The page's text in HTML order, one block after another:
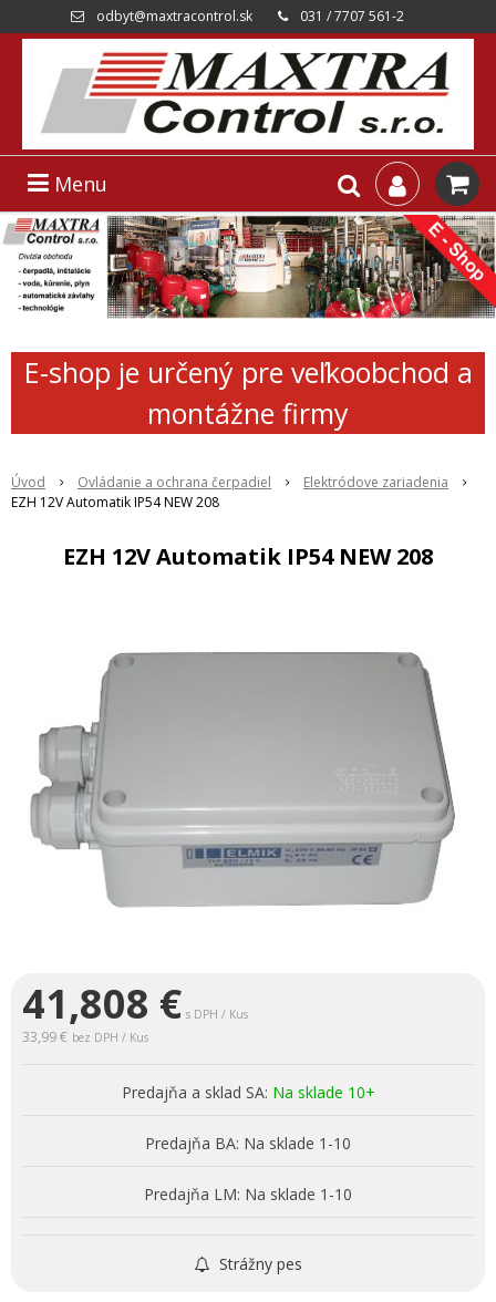
odbyt@maxtracontrol.sk 031 / 7707 561-2
Menu
E-shop je určený pre veľkoobchod a
montážne firmy
Úvod Ovládanie a ochrana čerpadiel
Elektródove zariadenia
EZH 12V Automatik IP54 NEW 208
EZH 12V Automatik IP54 NEW 208
41,808 € s DPH / Kus
33,99 € bez DPH / Kus
Predajňa a sklad SA: Na sklade 10+
Predajňa BA: Na sklade 1-10
Predajňa LM: Na sklade 1-10
Strážny pes